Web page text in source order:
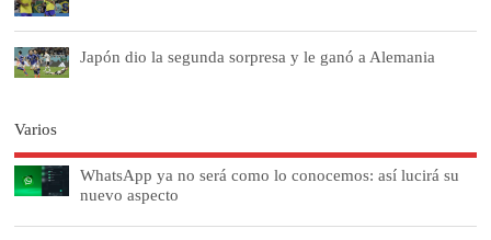
Japón dio la segunda sorpresa y le ganó a Alemania
Varios
WhatsApp ya no será como lo conocemos: así lucirá su
nuevo aspecto